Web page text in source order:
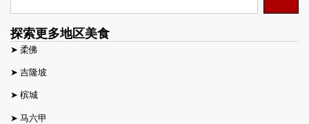
探索更多地区美食
➤ 柔佛
➤ 吉隆坡
➤ 槟城
➤ 马六甲